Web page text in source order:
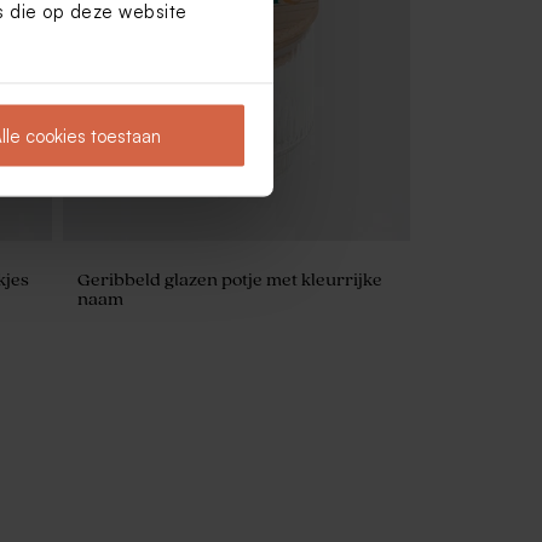
die op deze website
cookies toestaan
Ronde naamsticker met strepen en
Geribbeld glazen potje met kleurrijke
naam